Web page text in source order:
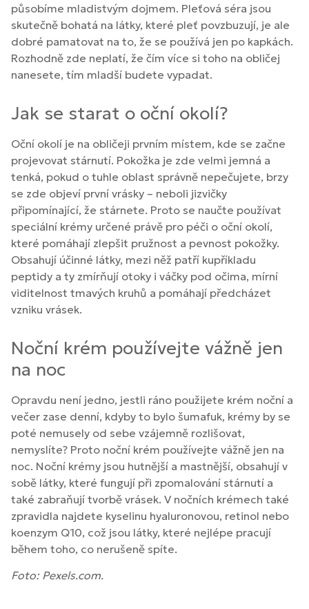
působíme mladistvým dojmem. Pleťová séra jsou
skutečně bohatá na látky, které pleť povzbuzují, je ale
dobré pamatovat na to, že se používá jen po kapkách.
Rozhodně zde neplatí, že čím více si toho na obličej
nanesete, tím mladší budete vypadat.
Jak se starat o oční okolí?
Oční okolí je na obličeji prvním místem, kde se začne
projevovat stárnutí. Pokožka je zde velmi jemná a
tenká, pokud o tuhle oblast správně nepečujete, brzy
se zde objeví první vrásky – neboli jizvičky
připomínající, že stárnete. Proto se naučte používat
speciální krémy určené právě pro péči o oční okolí,
které pomáhají zlepšit pružnost a pevnost pokožky.
Obsahují účinné látky, mezi něž patří kupříkladu
peptidy a ty zmírňují otoky i váčky pod očima, mírní
viditelnost tmavých kruhů a pomáhají předcházet
vzniku vrásek.
Noční krém používejte vážně jen
na noc
Opravdu není jedno, jestli ráno použijete krém noční a
večer zase denní, kdyby to bylo šumafuk, krémy by se
poté nemusely od sebe vzájemně rozlišovat,
nemyslíte? Proto noční krém používejte vážně jen na
noc. Noční krémy jsou hutnější a mastnější, obsahují v
sobě látky, které fungují při zpomalování stárnutí a
také zabraňují tvorbě vrásek. V nočních krémech také
zpravidla najdete kyselinu hyaluronovou, retinol nebo
koenzym Q10, což jsou látky, které nejlépe pracují
během toho, co nerušeně spíte.
Foto: Pexels.com.